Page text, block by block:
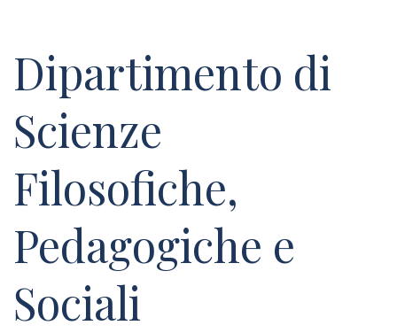
Dipartimento di
Scienze
Filosofiche,
Pedagogiche e
Sociali